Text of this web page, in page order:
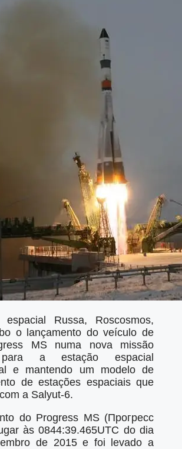
Russa, Roscosmos,
o lançamento do veículo de
MS numa nova missão
para a estação espacial
e mantendo um modelo de
de estações espaciais que
a Salyut-6.
do Progress MS (Прогресс
às 0844:39.465UTC do dia
de 2015 e foi levado a